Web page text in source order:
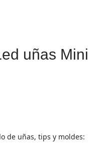
uñas Mini
de uñas, tips y moldes: